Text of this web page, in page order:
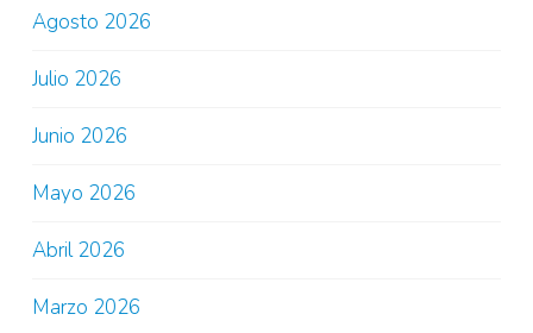
Agosto 2026
Julio 2026
Junio 2026
Mayo 2026
Abril 2026
Marzo 2026